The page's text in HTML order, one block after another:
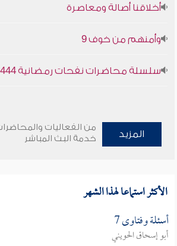
أخلاقنا أصالة ومعاصرة
وأمنهم من خوف 9
سلسلة محاضرات نفحات رمضانية 1444هـ
المزيد
من الفعاليات
خدمة البث المباشر
الأكثر استماعا لهذا الشهر
أسئلة وفتاوى 7
أبو إسحاق الحويني